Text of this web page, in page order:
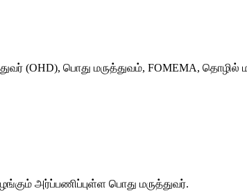
(OHD), பொது மருத்துவம், FOMEMA, தொழில்
அர்ப்பணிப்புள்ள பொது மருத்துவர்.